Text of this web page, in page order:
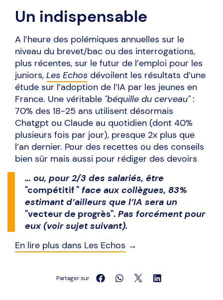
Un indispensable
A l’heure des polémiques annuelles sur le
niveau du brevet/bac ou des interrogations,
plus récentes, sur le futur de l’emploi pour les
juniors, Les Echos dévoilent les résultats d’une
étude sur l’adoption de l’IA par les jeunes en
France. Une véritable "béquille du cerveau":
70% des 18-25 ans utilisent désormais
Chatgpt ou Claude au quotidien (dont 40%
plusieurs fois par jour), presque 2x plus que
l’an dernier. Pour des recettes ou des conseils
bien sûr mais aussi pour rédiger des devoirs
... ou, pour 2/3 des salariés, être
"compétitif " face aux collègues, 83%
estimant d’ailleurs que l’IA sera un
"vecteur de progrès". Pas forcément pour
eux (voir sujet suivant).
En lire plus dans Les Echos →
Partager sur